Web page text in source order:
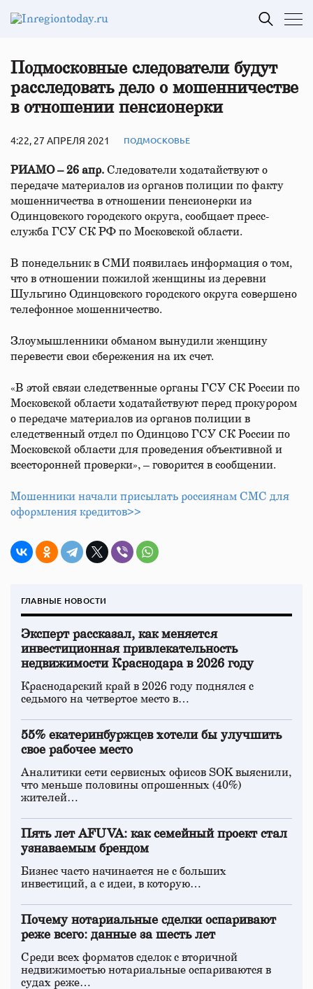
Подмосковные следователи будут
расследовать дело о мошенничестве
в отношении пенсионерки
4:22, 27 АПРЕЛЯ 2021 ПОДМОСКОВЬЕ
РИАМО – 26 апр. Следователи ходатайствуют о
передаче материалов из органов полиции по факту
мошенничества в отношении пенсионерки из
Одинцовского городского округа, сообщает пресс-
служба ГСУ СК РФ по Московской области.
В понедельник в СМИ появилась информация о том,
что в отношении пожилой женщины из деревни
Шульгино Одинцовского городского округа совершено
телефонное мошенничество.
Злоумышленники обманом вынудили женщину
перевести свои сбережения на их счет.
«В этой связи следственные органы ГСУ СК России по
Московской области ходатайствуют перед прокурором
о передаче материалов из органов полиции в
следственный отдел по Одинцово ГСУ СК России по
Московской области для проведения объективной и
всесторонней проверки», – говорится в сообщении.
Мошенники начали присылать россиянам СМС для
оформления кредитов>>
ГЛАВНЫЕ НОВОСТИ
Эксперт рассказал, как меняется
инвестиционная привлекательность
недвижимости Краснодара в 2026 году
Краснодарский край в 2026 году поднялся с
седьмого на четвертое место в…
55% екатеринбуржцев хотели бы улучшить
свое рабочее место
Аналитики сети сервисных офисов SOK выяснили,
что меньше половины опрошенных (40%)
жителей…
Пять лет AFUVA: как семейный проект стал
узнаваемым брендом
Бизнес часто начинается не с больших
инвестиций, а с идеи, в которую…
Почему нотариальные сделки оспаривают
реже всего: данные за шесть лет
Среди всех форматов сделок с вторичной
недвижимостью нотариальные оспариваются в
судах реже…